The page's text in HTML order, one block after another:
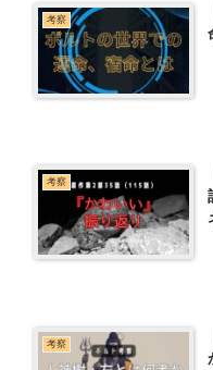
考察
考察
考察